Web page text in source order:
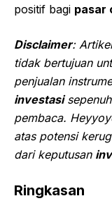
positif bagi pasar
Disclaimer:
tidak bertujuan
penjualan
investasi
pembaca.
atas potensi
dari keputusan
Ringkasan